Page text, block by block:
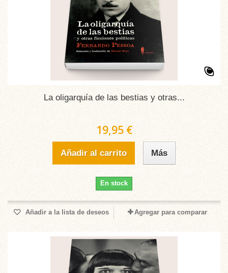
La oligarquía de las bestias y otras...
19,95 €
Añadir al carrito Más
En stock
Añadir a la lista de deseos Agregar para comparar